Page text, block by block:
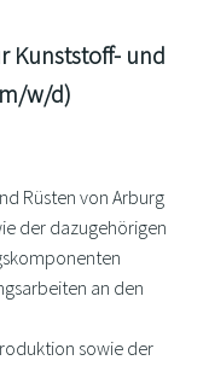
Kunststoff- und
w/d)
Rüsten von Arburg
der dazugehörigen
an den
sowie der